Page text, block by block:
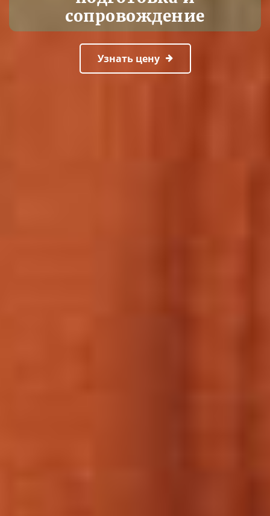
сопровождение
Узнать цену